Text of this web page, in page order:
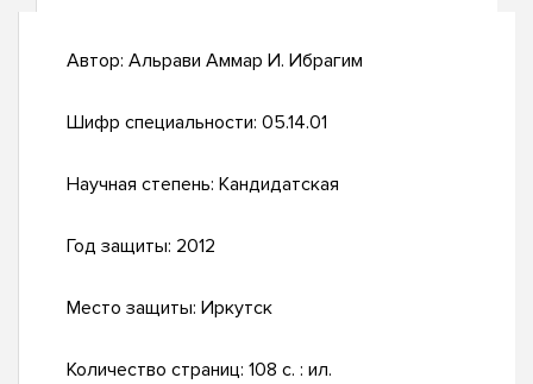
Автор: Альрави Аммар И. Ибрагим
Шифр специальности: 05.14.01
Научная степень: Кандидатская
Год защиты: 2012
Место защиты: Иркутск
Количество страниц: 108 с. : ил.